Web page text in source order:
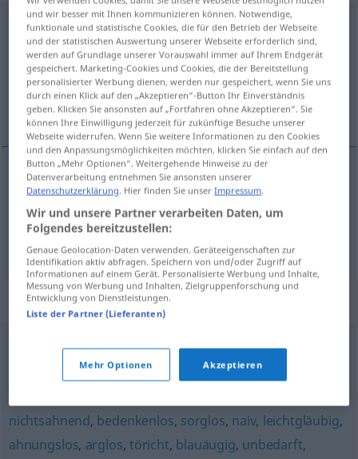
unbekümmert adj
Übersicht aller Übersetzungen
(Für mehr Details die Übersetzung anklicken/antippen)
despreocupado, descuidado, indiferente
despreocupado,descuidado,indiferente
unbekümmert
Synonyme für "unbekümmert"
ungeniert vorwitzig
vorlaut,kess,zwanglos,frech
nichtsahnend, bedenkenlos, sorglos, naiv, leichtgläubig,
ahnungslos, arglos, töricht, blauäugig, unbedarft,
und wir besser mit Ihnen kommunizieren können. Notwendige,
funktionale und statistische Cookies, die für den Betrieb der Webseite
und der statistischen Auswertung unserer Webseite erforderlich sind,
werden auf Grundlage unserer Vorauswahl immer auf Ihrem Endgerät
gespeichert. Marketing-Cookies und Cookies, die der Bereitstellung
personalisierter Werbung dienen, werden nur gespeichert, wenn Sie uns
durch einen Klick auf den „Akzeptieren“-Button Ihr Einverständnis
geben. Klicken Sie ansonsten auf „Fortfahren ohne Akzeptieren“. Sie
können Ihre Einwilligung jederzeit für zukünftige Besuche unserer
Webseite widerrufen. Wenn Sie weitere Informationen zu den Cookies
und den Anpassungsmöglichkeiten möchten, klicken Sie einfach auf den
Button „Mehr Optionen“. Weitergehende Hinweise zu der
Datenverarbeitung entnehmen Sie ansonsten unserer
Datenschutzerklärung. Hier finden Sie unserImpressum.
Wir und unsere Partner verarbeiten Daten, um
Folgendes bereitzustellen:
Genaue Geolocation-Daten verwenden. Geräteeigenschaften zur
Identifikation aktiv abfragen. Speichern von und/oder Zugriff auf
Informationen auf einem Gerät. Personalisierte Werbung und Inhalte,
Messung von Werbung und Inhalten, Zielgruppenforschung und
Entwicklung von Dienstleistungen.
Liste der Partner (Lieferanten)
Mehr Optionen Akzeptieren